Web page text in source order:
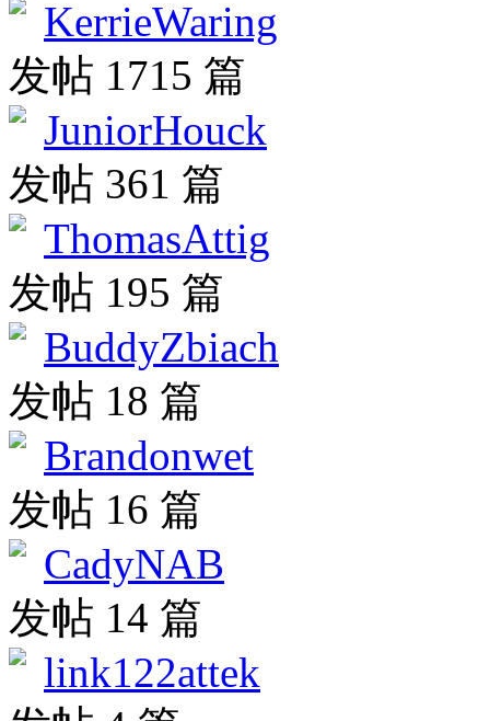
KerrieWaring
发帖 1715 篇
JuniorHouck
发帖 361 篇
ThomasAttig
发帖 195 篇
BuddyZbiach
发帖 18 篇
Brandonwet
发帖 16 篇
CadyNAB
发帖 14 篇
link122attek